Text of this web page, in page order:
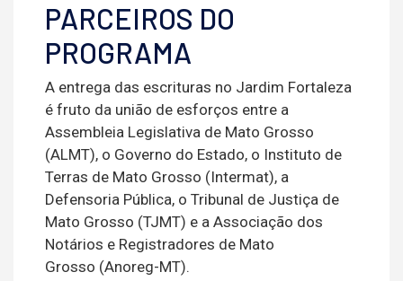
PARCEIROS DO
PROGRAMA
A entrega das escrituras no Jardim Fortaleza
é fruto da união de esforços entre a
Assembleia Legislativa de Mato Grosso
(ALMT), o Governo do Estado, o Instituto de
Terras de Mato Grosso (Intermat), a
Defensoria Pública, o Tribunal de Justiça de
Mato Grosso (TJMT) e a Associação dos
Notários e Registradores de Mato
Grosso (Anoreg-MT).